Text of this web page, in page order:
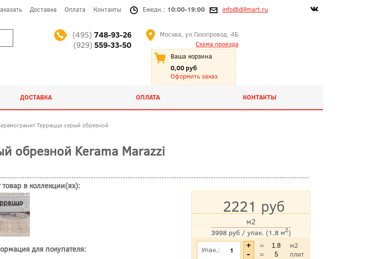
Доставка Оплата Контакты Ежедн.: 10:00-19:00 info@dillmart.ru
(495) 748-93-26
(929) 559-33-50
Москва, ул.Газопровод, 4Б
Схема проезда
Ваша корзина
0,00 руб
Оформить заказ
ДОСТАВКА ОПЛАТА КОНТАКТЫ
Терраццо серый обрезной
обрезной Kerama Marazzi
товар в коллекции(ях):
для покупателя:
2221 руб
3998 руб / упак. (1,8 м2)
м2
*Цена указана с учетом НДС
Упак.: =
м2
=
плит